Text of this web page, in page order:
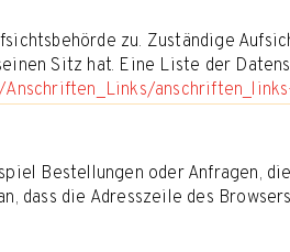
zu. Zuständige
Sitz hat. Eine Liste der
Bestellungen oder Anfragen,
dass die Adresszeile des